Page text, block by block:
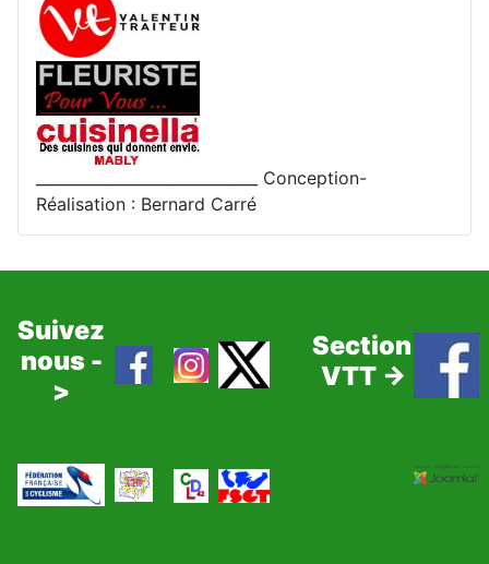
_____________________________ Conception-
Réalisation : Bernard Carré
Suivez
nous -
>
Section
VTT ->